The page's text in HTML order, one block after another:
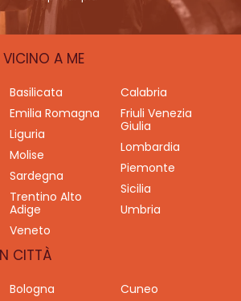
VICINO A ME
Basilicata
Calabria
Emilia Romagna
Friuli Venezia
Giulia
Liguria
Lombardia
Molise
Piemonte
Sardegna
Sicilia
Trentino Alto
Adige
Umbria
Veneto
CITTÀ
Bologna
Cuneo